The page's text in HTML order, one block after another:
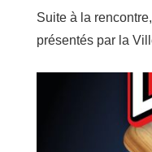
Suite à la
présentés par la